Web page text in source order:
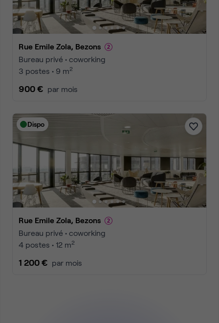
Rue Emile Zola, Bezons
Bureau privé • coworking
3 postes • 9 m2
900 € par mois
Dispo
Rue Emile Zola, Bezons
Bureau privé • coworking
4 postes • 12 m2
1 200 € par mois